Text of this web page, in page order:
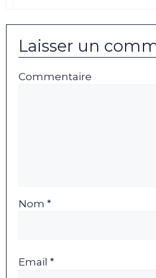
Laisser un
Commentaire
Nom *
Email *